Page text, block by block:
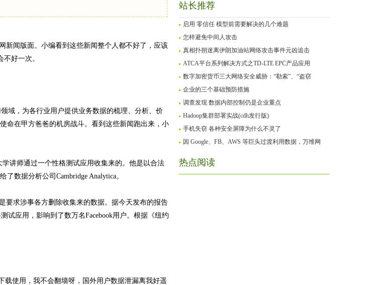
闻版面。小编看到这些新闻整个人都不好了，应该
好一次。
，为各行业用户提供业务数据的梳理、分析、价
命在甲方爸爸的机房战斗。看到这些新闻跑出来，小
讲师通过一个性格测试应用收集来的。他是以合法
数据分析公司Cambridge Analytica。
要求涉事各方删除收集来的数据。据今天发布的报告
试应用，影响到了数万名Facebook用户。根据《纽约
使用，我不会翻墙呀，国外用户数据泄漏离我好遥
站长推荐
启用 零信任 模型前需要解决的几个难题
怎样避免中间人攻击
真相扑朔迷离伊朗加油站网络攻击事件元凶追击
ATCA平台系列解决方式之TD-LTE EPC产品应用
数字加密货币三大网络安全威胁：“勒索”、“盗窃
企业的三个基础预防措施
调查发现 数据内部控制仍是企业重点
Hadoop集群部署实战(cdh发行版)
手机失窃 各种安全屏障为什么不灵了
因 Google、FB、AWS 等巨头过渡利用数据，万维网
热点阅读